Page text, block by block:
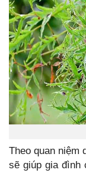
Theo quan niệm
sẽ giúp gia đình